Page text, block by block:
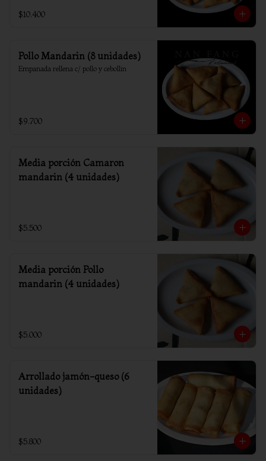
$10.400
Pollo Mandarin (8 unidades)
Empanada rellena c/ pollo y cebollin
$9.700
Media porción Camaron
mandarin (4 unidades)
$5.500
Media porción Pollo
mandarin (4 unidades)
$5.000
Arrollado jamón-queso (6
unidades)
$5.800